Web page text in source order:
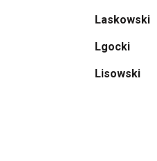
Laskowski
Lgocki
Lisowski